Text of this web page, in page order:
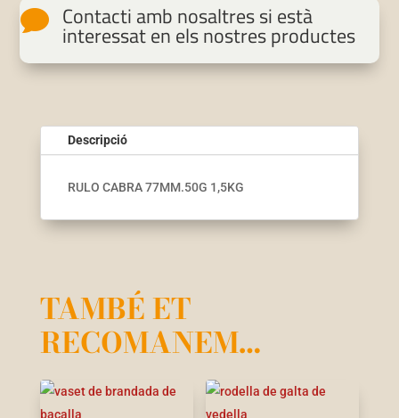
 Contacti amb nosaltres si està
interessat en els nostres productes
Descripció
RULO CABRA 77MM.50G 1,5KG
TAMBÉ ET
RECOMANEM…